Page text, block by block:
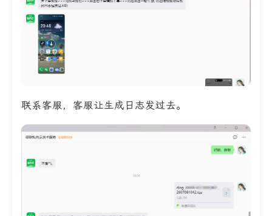
联系客服，客服让生成日志发过去。